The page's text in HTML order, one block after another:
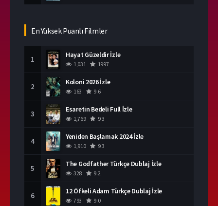
En Yüksek Puanlı Filmler
1 Hayat Güzeldir İzle
1,031 1997
2 Koloni 2026 İzle
163 9.6
3 Esaretin Bedeli Full İzle
1,769 9.3
4 Yeniden Başlamak 2024 İzle
1,910 9.3
5 The Godfather Türkçe Dublaj İzle
328 9.2
6 12 Öfkeli Adam Türkçe Dublaj İzle
793 9.0